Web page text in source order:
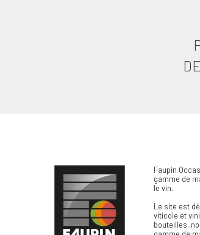
Faupin
gamme de
le vin.
Le site est
viticole et
bouteilles,